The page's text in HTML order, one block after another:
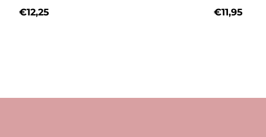
€12,25 €11,95